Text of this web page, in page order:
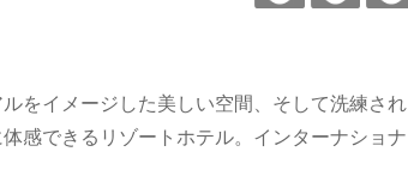
をイメージした美しい空間、そして洗練され
感できるリゾートホテル。インターナショナ